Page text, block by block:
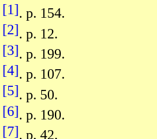
[1]. p. 154.
[2]. p. 12.
[3]. p. 199.
[4]. p. 107.
[5]. p. 50.
[6]. p. 190.
[7]. p. 42.